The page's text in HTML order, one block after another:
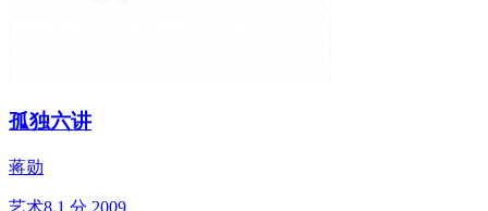
孤独六讲
蒋勋
艺术8.1 分 2009